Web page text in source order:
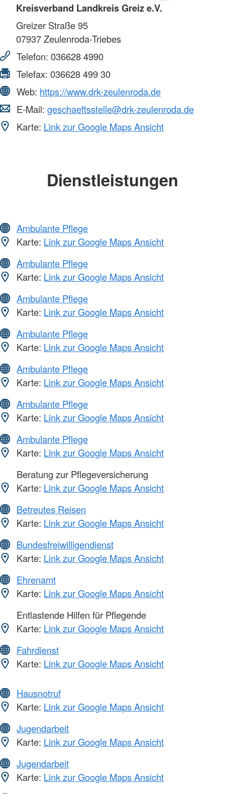
Kreisverband Landkreis Greiz e.V.
Greizer Straße 95
07937Zeulenroda-Triebes
Telefon: 036628 4990
Telefax: 036628 499 30
Web: https://www.drk-zeulenroda.de
E-Mail: geschaeftsstelle@drk-zeulenroda.de
Karte: Link zur Google Maps Ansicht
Dienstleistungen
Ambulante Pflege
Karte: Link zur Google Maps Ansicht
Ambulante Pflege
Karte: Link zur Google Maps Ansicht
Ambulante Pflege
Karte: Link zur Google Maps Ansicht
Ambulante Pflege
Karte: Link zur Google Maps Ansicht
Ambulante Pflege
Karte: Link zur Google Maps Ansicht
Ambulante Pflege
Karte: Link zur Google Maps Ansicht
Ambulante Pflege
Karte: Link zur Google Maps Ansicht
Beratung zur Pflegeversicherung
Karte: Link zur Google Maps Ansicht
Betreutes Reisen
Karte: Link zur Google Maps Ansicht
Bundesfreiwilligendienst
Karte: Link zur Google Maps Ansicht
Ehrenamt
Karte: Link zur Google Maps Ansicht
Entlastende Hilfen für Pflegende
Karte: Link zur Google Maps Ansicht
Fahrdienst
Karte: Link zur Google Maps Ansicht
Hausnotruf
Karte: Link zur Google Maps Ansicht
Jugendarbeit
Karte: Link zur Google Maps Ansicht
Jugendarbeit
Karte: Link zur Google Maps Ansicht